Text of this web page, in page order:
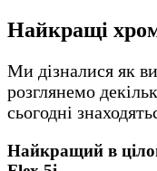
Найкращі
Ми дізналися як
розглянемо
сьогодні
Найкращий в